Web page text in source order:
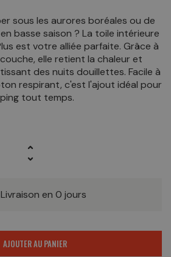
sous les aurores boréales ou de
basse saison ? La toile intérieure
est votre alliée parfaite. Grâce à
elle retient la chaleur et
des nuits douillettes. Facile à
respirant, c'est l'ajout idéal pour
tout temps.
Livraison en 0 jours
AJOUTER AU PANIER